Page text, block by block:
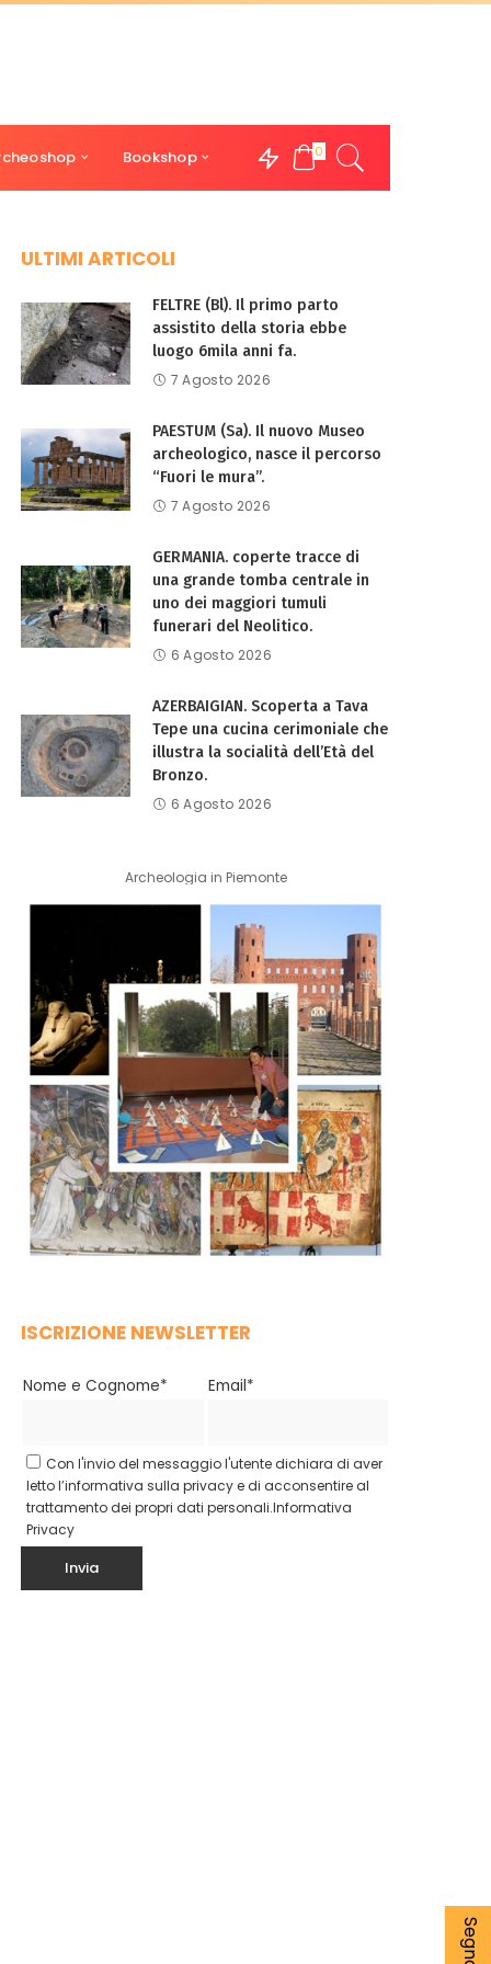
Bookshop 0
ULTIMI ARTICOLI
FELTRE (Bl). Il primo parto
assistito della storia ebbe
luogo 6mila anni fa.
7 Agosto 2026
PAESTUM (Sa). Il nuovo Museo
archeologico, nasce il percorso
“Fuori le mura”.
7 Agosto 2026
GERMANIA. coperte tracce di
una grande tomba centrale in
uno dei maggiori tumuli
funerari del Neolitico.
6 Agosto 2026
AZERBAIGIAN. Scoperta a Tava
Tepe una cucina cerimoniale che
illustra la socialità dell’Età del
Bronzo.
6 Agosto 2026
Archeologia in Piemonte
ISCRIZIONE NEWSLETTER
Nome e Cognome* Email*
Con l'invio del messaggio l'utente dichiara di aver
letto l’informativa sulla privacy e di acconsentire al
trattamento dei propri dati personali.Informativa
Privacy